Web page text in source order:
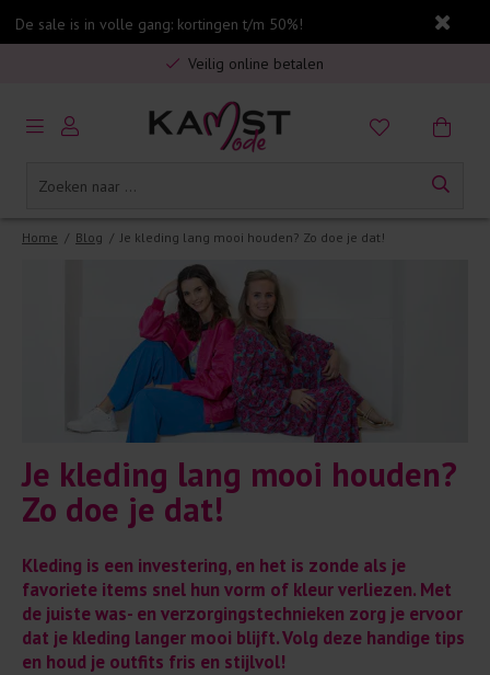
De sale is in volle gang: kortingen t/m 50%!
Gratis verzending in Nederland vanaf €75,-
Veilig online betalen
5% spaarbonus op jouw aankoop
Gratis verzending in Nederland vanaf €75,-
Home / Blog / Je kleding lang mooi houden? Zo doe je dat!
Je kleding lang mooi houden?
Zo doe je dat!
Kleding is een investering, en het is zonde als je
favoriete items snel hun vorm of kleur verliezen. Met
de juiste was- en verzorgingstechnieken zorg je ervoor
dat je kleding langer mooi blijft. Volg deze handige tips
en houd je outfits fris en stijlvol!